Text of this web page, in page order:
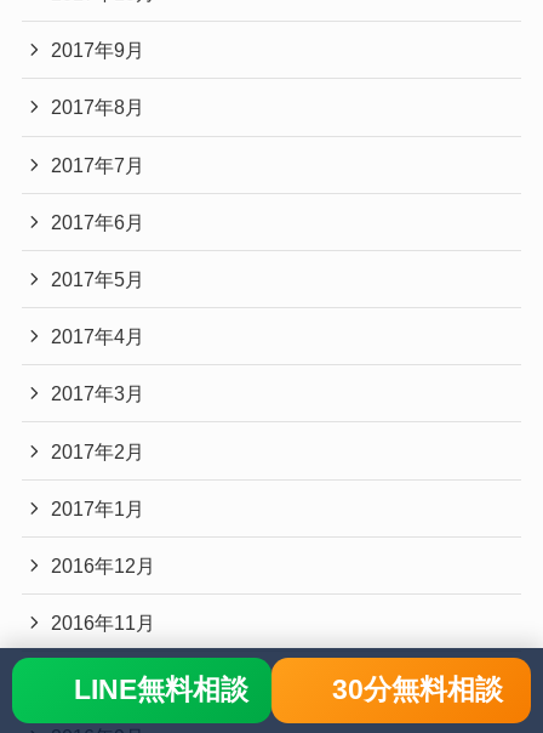
2017年9月
2017年8月
2017年7月
2017年6月
2017年5月
2017年4月
2017年3月
2017年2月
2017年1月
2016年12月
2016年11月
2016年10月
LINE無料相談 30分無料相談